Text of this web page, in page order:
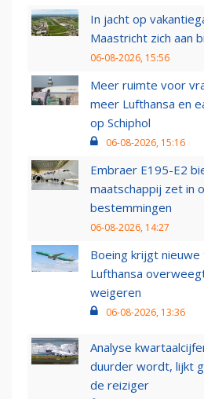
In jacht op
Maastricht zich aan
06-08-2026, 15:56
Meer ruimte voor
meer Lufthansa en
op Schiphol
06-08-2026, 15:16
Embraer E195-E2
maatschappij zet in
bestemmingen
06-08-2026, 14:27
Boeing krijgt nieuwe
Lufthansa
weigeren
06-08-2026, 13:36
Analyse
duurder wordt, lijkt
de reiziger